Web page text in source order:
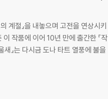
계절』을 내놓으며 고전을 연상시키
작품에 이어 10년 만에 출간한 『작
』는 다시금 도나 타트 열풍에 불을